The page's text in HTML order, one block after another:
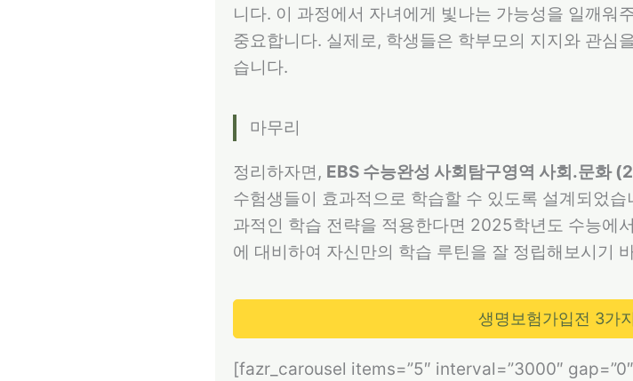
니다. 이 과정에서 자녀에게 빛나는 가능성을 일깨워
중요합니다. 실제로, 학생들은 학부모의 지지와 관심
습니다.
마무리
정리하자면, EBS 수능완성 사회탐구영역 사회.문화
수험생들이 효과적으로 학습할 수 있도록 설계되었
과적인 학습 전략을 적용한다면 2025학년도 수능에
에 대비하여 자신만의 학습 루틴을 잘 정립해보시기
생명보험가입전 3가
[fazr_carousel items=”5″ interval=”3000″